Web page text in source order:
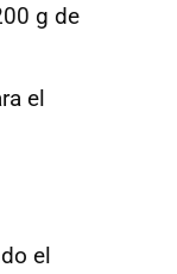
g de
el
el